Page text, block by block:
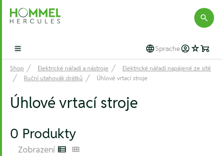
Hommel Hercules
Open main menu Sprache
Shop Elektrické nářadí a nástroje
Elektrické nářadí napájené ze sítě
Ruční utahovák drátků
Úhlové vrtací stroje
Úhlové vrtací stroje
0 Produkty
Zobrazení Listenansicht
Kachelansicht